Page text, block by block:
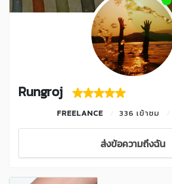
Rungroj
FREELANCE 336 เข้าชม
ส่งข้อความถึงฉัน